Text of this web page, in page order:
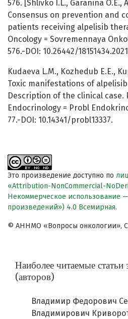
576. [Shlivko I.L., Garanina O.E.,
Consensus on prevention and
patients receiving alpelisib
Oncology = Sovremennaya
576.-DOI: 10.26442/
Kudaeva L.M., Kozhedub E.E.,
Toxic manifestations of
Description of the clinical case.
Endocrinology = Probl
77.-DOI: 10.14341/probl13337.
Это произведение доступно по
«Attribution-NonCommercial-
Некоммерческое использование
произведений») 4.0 Всемирная.
© АННМО «Вопросы онкологии»,
Наиболее читаемые статьи
(авторов)
Владимир Федорович
Владимирович